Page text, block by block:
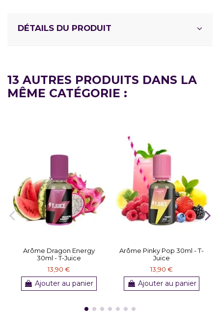
DÉTAILS DU PRODUIT
13 AUTRES PRODUITS DANS LA
MÊME CATÉGORIE :
Arôme Dragon Energy
30ml - T-Juice
13,90 €
Ajouter au panier
Arôme Pinky Pop 30ml - T-
Juice
13,90 €
Ajouter au panier